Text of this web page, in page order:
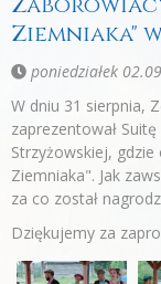
Ziemniaka"
poniedziałek
W dniu 31 sierpnia,
zaprezentował
Strzyżowskiej,
Ziemniaka". Jak
za co został
Dziękujemy za